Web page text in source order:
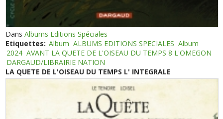
DansAlbums Editions Spéciales
Etiquettes: Album ALBUMS EDITIONS SPECIALES Album
2024 AVANT LA QUETE DE L'OISEAU DU TEMPS 8 L'OMEGON
DARGAUD/LIBRAIRIE NATION
LA QUETE DE L'OISEAU DU TEMPS L' INTEGRALE